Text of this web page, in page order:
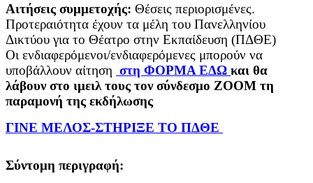
Αιτήσεις συμμετοχής: Θέσεις περιορισμένες.
Προτεραιότητα έχουν τα μέλη του Πανελληνίου
Δικτύου για το Θέατρο στην Εκπαίδευση (ΠΔΘΕ)
Οι ενδιαφερόμενοι/ενδιαφερόμενες μπορούν να
υποβάλλουν αίτηση στη ΦΟΡΜΑ ΕΔΩ και θα
λάβουν στο ιμειλ τους τον σύνδεσμο ΖΟΟΜ τη
παραμονή της εκδήλωσης
ΓΙΝΕ ΜΕΛΟΣ-ΣΤΗΡΙΞΕ ΤΟ ΠΔΘΕ
Σύντομη περιγραφή: